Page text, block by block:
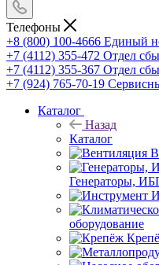
Телефоны
+8 (800) 100-4666 Единый
+7 (4112) 355-472 Отдел
+7 (4112) 355-367 Отдел
+7 (924) 765-70-19
Каталог
Назад
Каталог
Генераторы,
оборудование